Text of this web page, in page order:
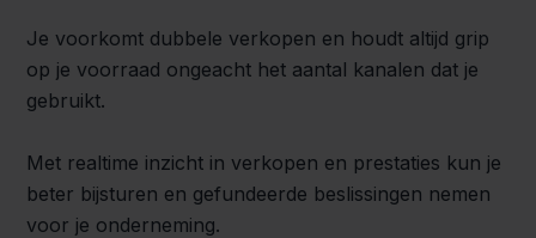
Je voorkomt dubbele verkopen en houdt altijd grip
op je voorraad ongeacht het aantal kanalen dat je
gebruikt.
Met realtime inzicht in verkopen en prestaties kun je
beter bijsturen en gefundeerde beslissingen nemen
voor je onderneming.